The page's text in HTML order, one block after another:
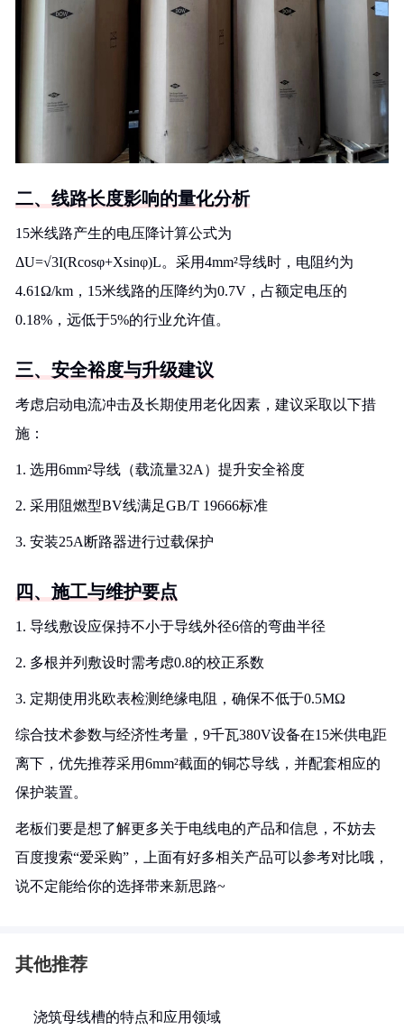
二、线路长度影响的量化分析
15米线路产生的电压降计算公式为
ΔU=√3I(Rcosφ+Xsinφ)L。采用4mm²导线时，电阻约为
4.61Ω/km，15米线路的压降约为0.7V，占额定电压的
0.18%，远低于5%的行业允许值。
三、安全裕度与升级建议
考虑启动电流冲击及长期使用老化因素，建议采取以下措
施：
1. 选用6mm²导线（载流量32A）提升安全裕度
2. 采用阻燃型BV线满足GB/T 19666标准
3. 安装25A断路器进行过载保护
四、施工与维护要点
1. 导线敷设应保持不小于导线外径6倍的弯曲半径
2. 多根并列敷设时需考虑0.8的校正系数
3. 定期使用兆欧表检测绝缘电阻，确保不低于0.5MΩ
综合技术参数与经济性考量，9千瓦380V设备在15米供电距
离下，优先推荐采用6mm²截面的铜芯导线，并配套相应的
保护装置。
老板们要是想了解更多关于电线电的产品和信息，不妨去
百度搜索“爱采购”，上面有好多相关产品可以参考对比哦，
说不定能给你的选择带来新思路~
其他推荐
浇筑母线槽的特点和应用领域